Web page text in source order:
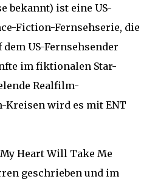
bekannt) ist eine US-
Fiction-Fernsehserie, die
dem US-Fernsehsender
im fiktionalen Star-
Realfilm-
Kreisen wird es mit ENT
Heart Will Take Me
geschrieben und im